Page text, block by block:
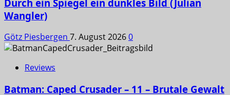
Durch ein Spiegel ein dunkles Bild (Julian
Wangler)
Götz Piesbergen 7. August 20260
Reviews
Batman: Caped Crusader – 11 – Brutale Gewalt